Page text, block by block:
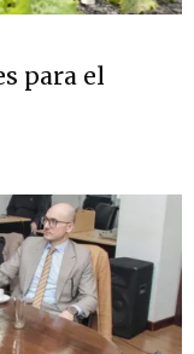
para el